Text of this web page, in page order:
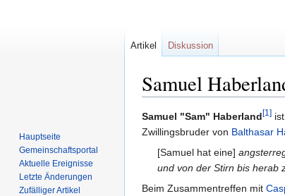
Samuel
Zur
Navigation
springen
Zur
Suche
springen
Samuel "Sam" Haberland[1]
Zwillingsbruder von Balthasar
[Samuel hat eine]
und von der Stirn bis herab
Beim Zusammentreffen mit
Artikel Diskussion
Hauptseite
Gemeinschafts­portal
Aktuelle Ereignisse
Letzte Änderungen
Zufälliger Artikel